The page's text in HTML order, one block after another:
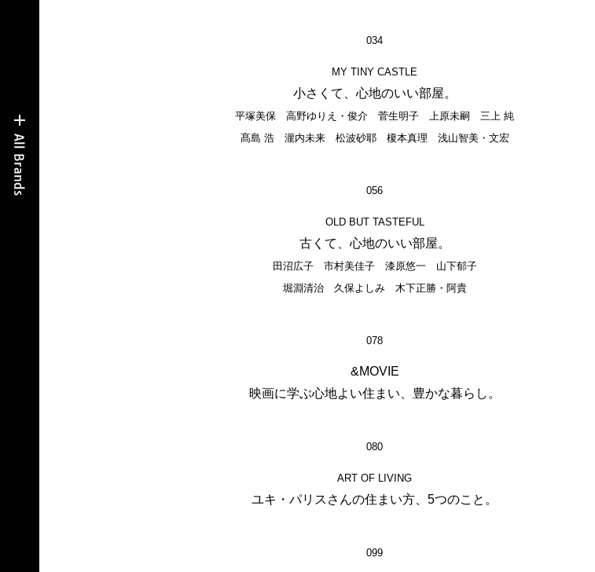
034
MY TINY CASTLE
小さくて、心地のいい部屋。
平塚美保 高野ゆりえ・俊介 菅生明子 上原未嗣 三上 純
髙島 浩 瀧内未来 松波砂耶 榎本真理 浅山智美・文宏
056
OLD BUT TASTEFUL
古くて、心地のいい部屋。
田沼広子 市村美佳子 漆原悠一 山下郁子
堀淵清治 久保よしみ 木下正勝・阿貴
078
&MOVIE
映画に学ぶ心地よい住まい、豊かな暮らし。
080
ART OF LIVING
ユキ・パリスさんの住まい方、5つのこと。
099